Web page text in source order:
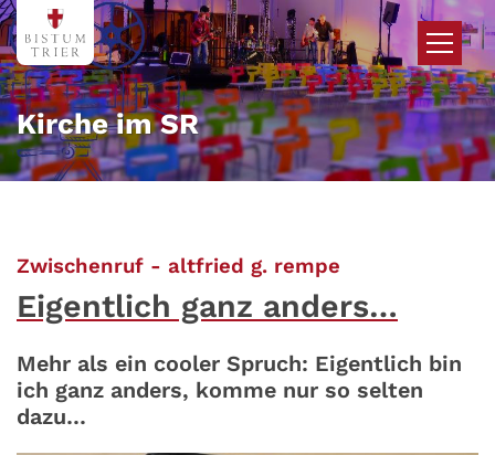
Zum Inhalt springen
Kirche im SR
Zwischenruf - altfried g. rempe
Eigentlich ganz anders…
Mehr als ein cooler Spruch: Eigentlich bin
ich ganz anders, komme nur so selten
dazu…